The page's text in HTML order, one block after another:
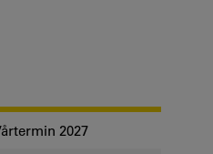
2027